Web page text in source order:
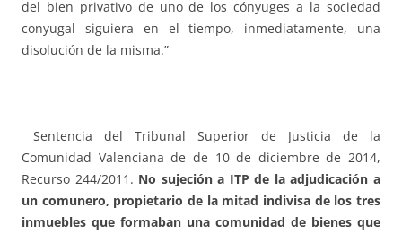
del bien privativo de uno de los cónyuges a la sociedad
conyugal siguiera en el tiempo, inmediatamente, una
disolución de la misma.”
Sentencia del Tribunal Superior de Justicia de la
Comunidad Valenciana de de 10 de diciembre de 2014,
Recurso 244/2011. No sujeción a ITP de la adjudicación a
un comunero, propietario de la mitad indivisa de los tres
inmuebles que formaban una comunidad de bienes que